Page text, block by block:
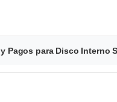
Pagos para Disco Interno